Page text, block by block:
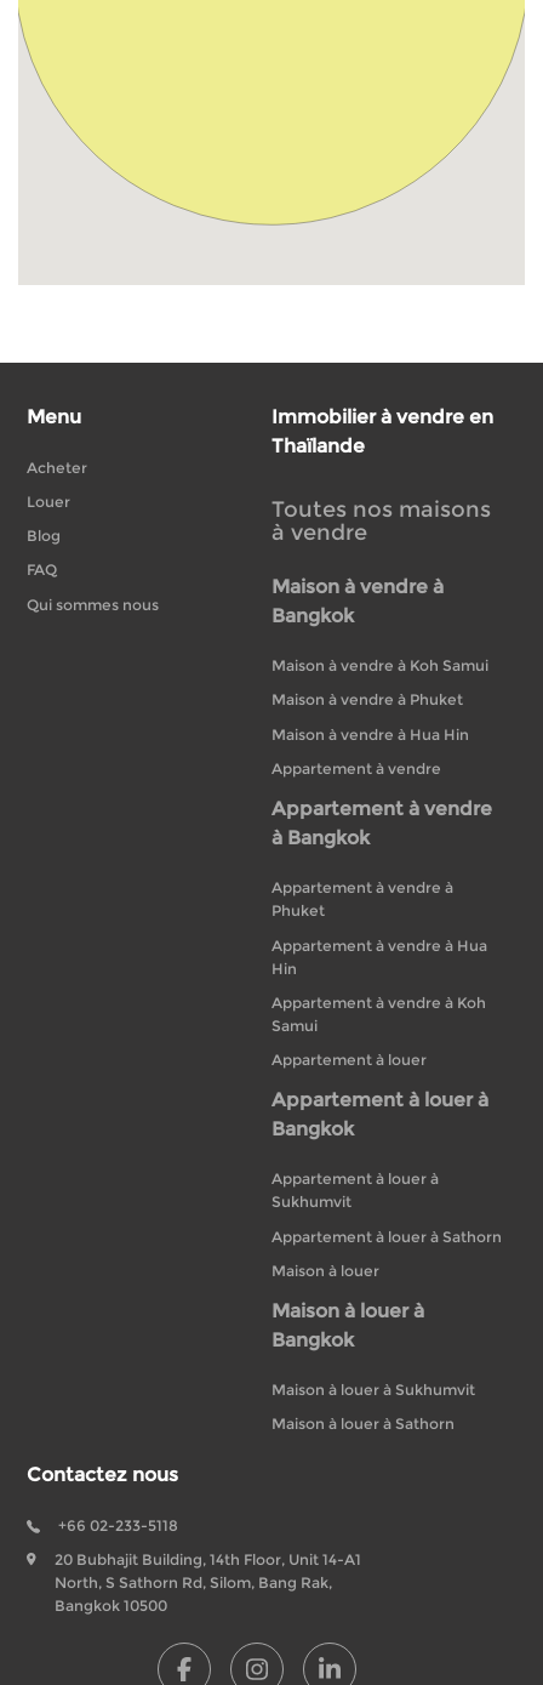
Menu
Acheter
Louer
Blog
FAQ
Qui sommes nous
Immobilier à vendre en
Thaïlande
Toutes nos maisons
à vendre
Maison à vendre à
Bangkok
Maison à vendre à Koh Samui
Maison à vendre à Phuket
Maison à vendre à Hua Hin
Appartement à vendre
Appartement à vendre
à Bangkok
Appartement à vendre à
Phuket
Appartement à vendre à Hua
Hin
Appartement à vendre à Koh
Samui
Appartement à louer
Appartement à louer à
Bangkok
Appartement à louer à
Sukhumvit
Appartement à louer à Sathorn
Maison à louer
Maison à louer à
Bangkok
Maison à louer à Sukhumvit
Maison à louer à Sathorn
Contactez nous
+66 02-233-5118
20 Bubhajit Building, 14th Floor, Unit 14-A1
North, S Sathorn Rd, Silom, Bang Rak,
Bangkok 10500